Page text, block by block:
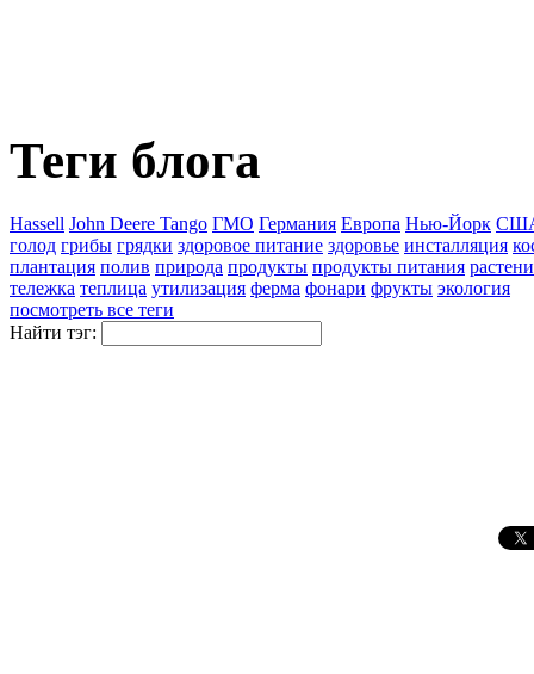
Теги блога
Hassell John Deere Tango ГМО Германия Европа Нью-Йорк
голод грибы грядки здоровое питание здоровье инсталляция
плантация полив природа продукты продукты питания
тележка теплица утилизация ферма фонари фрукты экология
посмотреть все теги
Найти тэг: